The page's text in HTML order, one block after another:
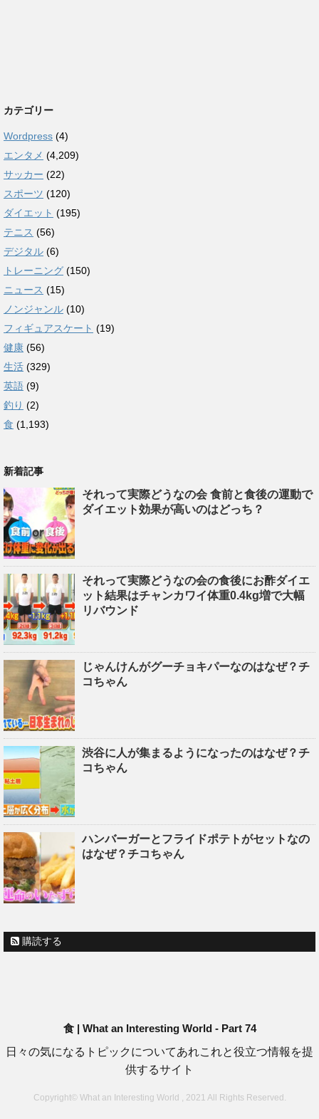
カテゴリー
Wordpress (4)
エンタメ (4,209)
サッカー (22)
スポーツ (120)
ダイエット (195)
テニス (56)
デジタル (6)
トレーニング (150)
ニュース (15)
ノンジャンル (10)
フィギュアスケート (19)
健康 (56)
生活 (329)
英語 (9)
釣り (2)
食 (1,193)
新着記事
それって実際どうなの会 食前と食後の運動で
ダイエット効果が高いのはどっち？
それって実際どうなの会の食後にお酢ダイエ
ット結果はチャンカワイ体重0.4kg増で大幅
リバウンド
じゃんけんがグーチョキパーなのはなぜ？チ
コちゃん
渋谷に人が集まるようになったのはなぜ？チ
コちゃん
ハンバーガーとフライドポテトがセットなの
はなぜ？チコちゃん
購読する
食 | What an Interesting World - Part 74
日々の気になるトピックについてあれこれと役立つ情報を提
供するサイト
Copyright© What an Interesting World , 2021 All Rights Reserved.